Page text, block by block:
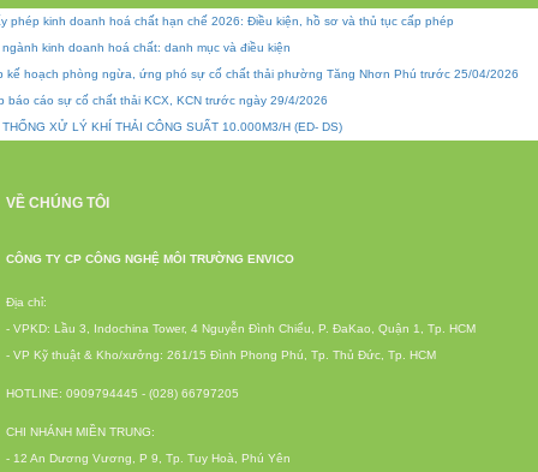
phép kinh doanh hoá chất hạn chế 2026: Điều kiện, hồ sơ và thủ tục cấp phép
ngành kinh doanh hoá chất: danh mục và điều kiện
kế hoạch phòng ngừa, ứng phó sự cố chất thải phường Tăng Nhơn Phú trước 25/04/2026
báo cáo sự cố chất thải KCX, KCN trước ngày 29/4/2026
THỐNG XỬ LÝ KHÍ THẢI CÔNG SUẤT 10.000M3/H (ED- DS)
VỀ CHÚNG TÔI
CÔNG TY CP CÔNG NGHỆ MÔI TRƯỜNG ENVICO
Địa chỉ:
- VPKD: Lầu 3, Indochina Tower, 4 Nguyễn Đình Chiểu, P. ĐaKao, Quận 1, Tp. HCM
- VP Kỹ thuật & Kho/xưởng: 261/15 Đình Phong Phú, Tp. Thủ Đức, Tp. HCM
HOTLINE: 0909794445 - (028) 66797205
CHI NHÁNH MIỀN TRUNG:
- 12 An Dương Vương, P 9, Tp. Tuy Hoà, Phú Yên